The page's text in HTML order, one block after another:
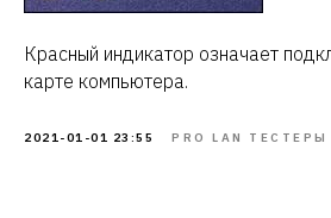
Красный индикатор означает
карте компьютера.
2021-01-01 23:55 PRO LAN ТЕСТЕРЫ